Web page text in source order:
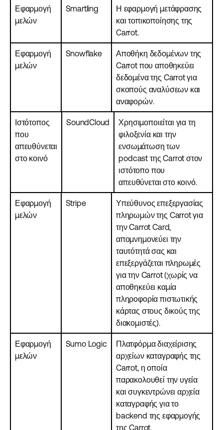
Εφαρμογή
μελών
Smartling
Η εφαρμογή μετάφρασης
και τοπικοποίησης της
Carrot.
Εφαρμογή
μελών
Snowflake
Αποθήκη δεδομένων της
Carrot που αποθηκεύει
δεδομένα της Carrot για
σκοπούς αναλύσεων και
αναφορών.
Ιστότοπος
που
απευθύνεται
στο κοινό
SoundCloud
Χρησιμοποιείται για τη
φιλοξενία και την
ενσωμάτωση των
podcast της Carrot στον
ιστότοπο που
απευθύνεται στο κοινό.
Εφαρμογή
μελών
Stripe
Υπεύθυνος επεξεργασίας
πληρωμών της Carrot για
την Carrot Card,
απομνημονεύει την
ταυτότητά σας και
επεξεργάζεται πληρωμές
για την Carrot (χωρίς να
αποθηκεύει καμία
πληροφορία πιστωτικής
κάρτας στους δικούς της
διακομιστές).
Εφαρμογή
μελών
Sumo Logic
Πλατφόρμα διαχείρισης
αρχείων καταγραφής της
Carrot, η οποία
παρακολουθεί την υγεία
και συγκεντρώνει αρχεία
καταγραφής για το
backend της εφαρμογής
της Carrot.